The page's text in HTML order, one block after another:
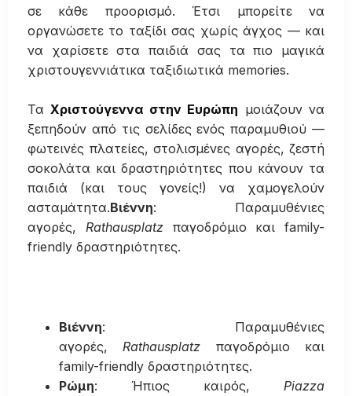
σε κάθε προορισμό. Έτσι μπορείτε να
οργανώσετε το ταξίδι σας χωρίς άγχος — και
να χαρίσετε στα παιδιά σας τα πιο μαγικά
χριστουγεννιάτικα ταξιδιωτικά memories.
ΤαΧριστούγεννα στην Ευρώπη μοιάζουν να
ξεπηδούν από τις σελίδες ενός παραμυθιού —
φωτεινές πλατείες, στολισμένες αγορές, ζεστή
σοκολάτα και δραστηριότητες που κάνουν τα
παιδιά (και τους γονείς!) να χαμογελούν
ασταμάτητα.Βιέννη: Παραμυθένιες
αγορές, Rathausplatzπαγοδρόμιο και family-
friendly δραστηριότητες.
Βιέννη: Παραμυθένιες
αγορές, Rathausplatz παγοδρόμιο και
family-friendly δραστηριότητες.
Ρώμη: Ήπιος καιρός, Piazza